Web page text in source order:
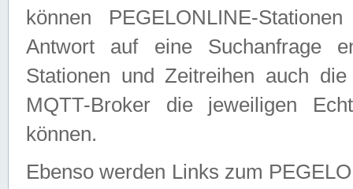
können PEGELONLINE-
Antwort auf eine Suchanfrage
Stationen und Zeitreihen auch
MQTT-Broker die jeweiligen
können.
Ebenso werden Links zum